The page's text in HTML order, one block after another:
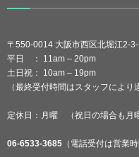
〒550-0014 大阪市西区北堀江2-
平日 ： 11am – 20pm
土日祝： 10am – 19pm
（最終受付時間はスタッフにより
定休日：月曜 （祝日の場合も月
06-6533-3685 （電話受付は営業